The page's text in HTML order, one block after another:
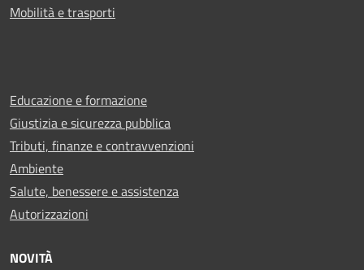
Mobilità e trasporti
Educazione e formazione
Giustizia e sicurezza pubblica
Tributi, finanze e contravvenzioni
Ambiente
Salute, benessere e assistenza
Autorizzazioni
NOVITÀ